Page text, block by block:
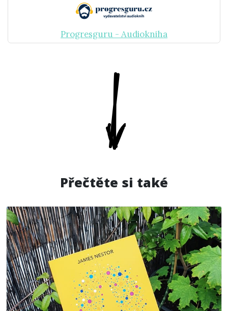
Progresguru - Audiokniha
Přečtěte si také